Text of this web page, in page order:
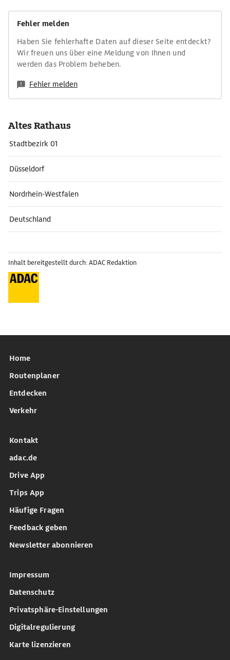
Fehler melden
Haben Sie fehlerhafte Daten auf dieser Seite entdeckt?
Wir freuen uns über eine Meldung von Ihnen und
werden das Problem beheben.
Fehler melden
Altes Rathaus
Stadtbezirk 01
Düsseldorf
Nordrhein-Westfalen
Deutschland
Inhalt bereitgestellt durch: ADAC Redaktion
Home
Routenplaner
Entdecken
Verkehr
Kontakt
adac.de
Drive App
Trips App
Häufige Fragen
Feedback geben
Newsletter abonnieren
Impressum
Datenschutz
Privatsphäre-Einstellungen
Digitalregulierung
Karte lizenzieren